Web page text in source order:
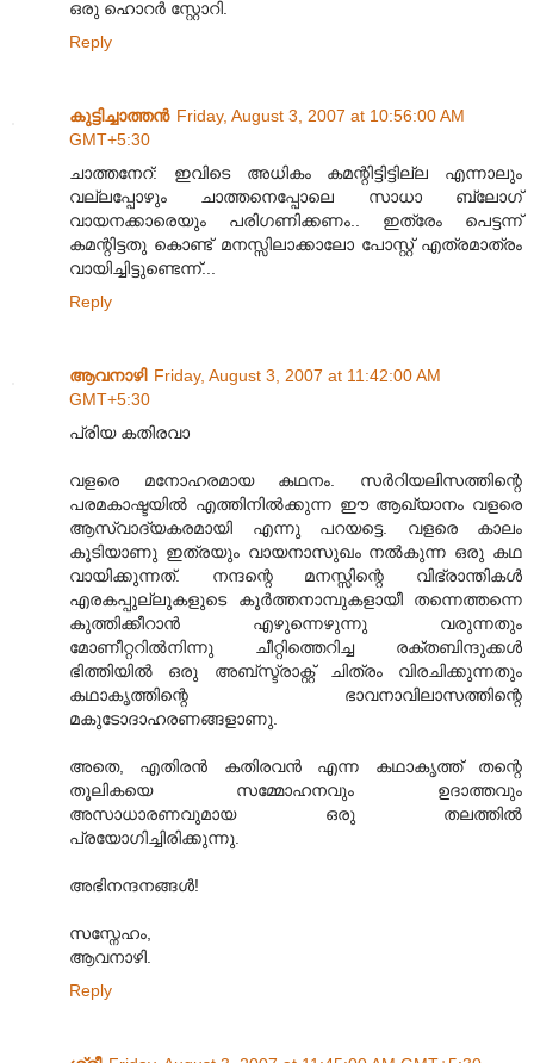
ഒരു ഹൊറര്‍ സ്റ്റോറി.
Reply
കുട്ടിച്ചാത്തന്‍ Friday, August 3, 2007 at 10:56:00 AM
GMT+5:30
ചാത്തനേറ്: ഇവിടെ അധികം കമന്റിട്ടിട്ടില്ല എന്നാലും
വല്ലപ്പോഴും ചാത്തനെപ്പോലെ സാധാ ബ്ലോഗ്
വായനക്കാരെയും പരിഗണിക്കണം.. ഇത്രേം പെട്ടന്ന്
കമന്റിട്ടതു കൊണ്ട് മനസ്സിലാക്കാലോ പോസ്റ്റ് എത്രമാത്രം
വായിച്ചിട്ടുണ്ടെന്ന്...
Reply
ആവനാഴി Friday, August 3, 2007 at 11:42:00 AM
GMT+5:30
പ്രിയ കതിരവാ
വളരെ മനോഹരമായ കഥനം. സര്‍‌റിയലിസത്തിന്റെ
പരമകാഷ്ടയില്‍ എത്തിനില്‍ക്കുന്ന ഈ ആഖ്യാനം വളരെ
ആസ്വാദ്യകരമായി എന്നു പറയട്ടെ. വളരെ കാലം
കൂടിയാണു ഇത്രയും വായനാസുഖം നല്‍കുന്ന ഒരു കഥ
വായിക്കുന്നത്. നന്ദന്റെ മനസ്സിന്റെ വിഭ്രാന്തികള്‍
എരകപ്പുല്ലുകളുടെ കൂര്‍ത്തനാമ്പുകളായീ തന്നെത്തന്നെ
കുത്തിക്കീറാന്‍ എഴുന്നെഴുന്നു വരുന്നതും
മോണീറ്ററില്‍നിന്നു ചീറ്റിത്തെറിച്ച രക്തബിന്ദുക്കള്‍
ഭിത്തിയില്‍ ഒരു അബ്സ്ട്രാക്റ്റ് ചിത്രം വിരചിക്കുന്നതും
കഥാകൃത്തിന്റെ ഭാവനാവിലാസത്തിന്റെ
മകുടോദാഹരണങ്ങളാണു.
അതെ, എതിരന്‍ കതിരവന്‍ എന്ന കഥാകൃത്ത് തന്റെ
തൂലികയെ സമ്മോഹനവും ഉദാത്തവും
അസാധാരണവുമായ ഒരു തലത്തില്‍
പ്രയോഗിച്ചിരിക്കുന്നു.
അഭിനന്ദനങ്ങള്‍!
സസ്നേഹം,
ആവനാഴി.
Reply